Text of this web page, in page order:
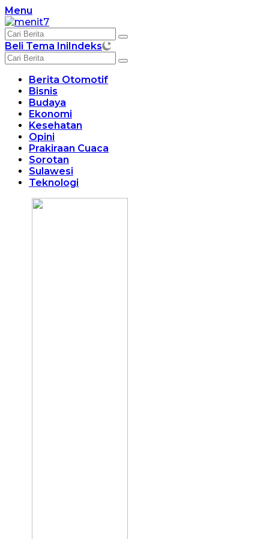
Langsung
ke
konten
Menu
Beli Tema IniIndeks
Berita Otomotif
Bisnis
Budaya
Ekonomi
Kesehatan
Opini
Prakiraan Cuaca
Sorotan
Sulawesi
Teknologi